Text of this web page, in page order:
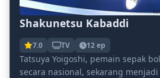
Shakunetsu Kabaddi
7.0 TV 12 ep
Tatsuya Yoigoshi, pemain sepak
secara nasional, sekarang menjadi